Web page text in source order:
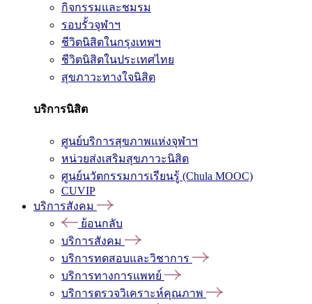
กิจกรรมและชมรม
รอบรั้วจุฬาฯ
ชีวิตนิสิตในกรุงเทพฯ
ชีวิตนิสิตในประเทศไทย
สุขภาวะทางใจนิสิต
บริการนิสิต
ศูนย์บริการสุขภาพแห่งจุฬาฯ
หน่วยส่งเสริมสุขภาวะนิสิต
ศูนย์นวัตกรรมการเรียนรู้ (Chula MOOC)
CUVIP
บริการสังคม
ย้อนกลับ
บริการสังคม
บริการทดสอบและวิชาการ
บริการทางการแพทย์
บริการตรวจวิเคราะห์คุณภาพ